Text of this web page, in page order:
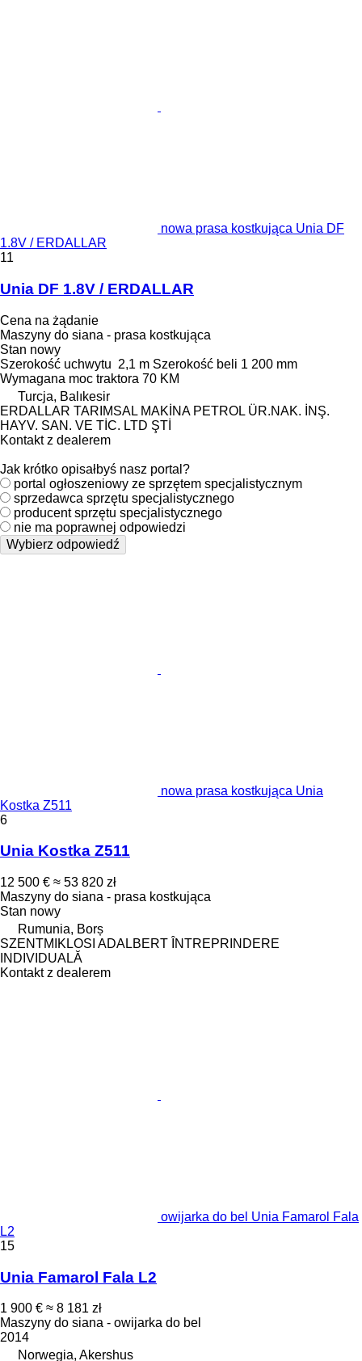
nowa prasa kostkująca Unia DF
1.8V / ERDALLAR
11
Unia DF 1.8V / ERDALLAR
Cena na żądanie
Maszyny do siana - prasa kostkująca
Stan nowy
Szerokość uchwytu 2,1 m Szerokość beli 1 200 mm
Wymagana moc traktora 70 KM
Turcja, Balıkesir
ERDALLAR TARIMSAL MAKİNA PETROL ÜR.NAK. İNŞ.
HAYV. SAN. VE TİC. LTD ŞTİ
Kontakt z dealerem
Jak krótko opisałbyś nasz portal?
portal ogłoszeniowy ze sprzętem specjalistycznym
sprzedawca sprzętu specjalistycznego
producent sprzętu specjalistycznego
nie ma poprawnej odpowiedzi
Wybierz odpowiedź
nowa prasa kostkująca Unia
Kostka Z511
6
Unia Kostka Z511
12 500 € ≈ 53 820 zł
Maszyny do siana - prasa kostkująca
Stan nowy
Rumunia, Borș
SZENTMIKLOSI ADALBERT ÎNTREPRINDERE
INDIVIDUALĂ
Kontakt z dealerem
owijarka do bel Unia Famarol Fala
L2
15
Unia Famarol Fala L2
1 900 € ≈ 8 181 zł
Maszyny do siana - owijarka do bel
2014
Norwegia, Akershus